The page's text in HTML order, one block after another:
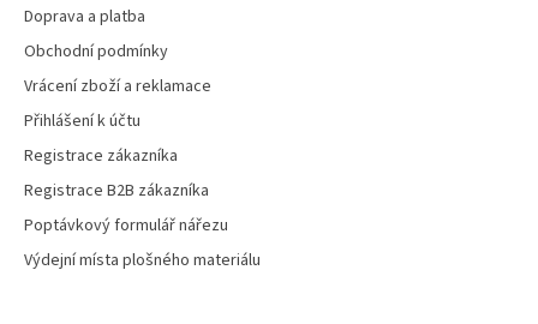
Doprava a platba
Obchodní podmínky
Vrácení zboží a reklamace
Přihlášení k účtu
Registrace zákazníka
Registrace B2B zákazníka
Poptávkový formulář nářezu
Výdejní místa plošného materiálu